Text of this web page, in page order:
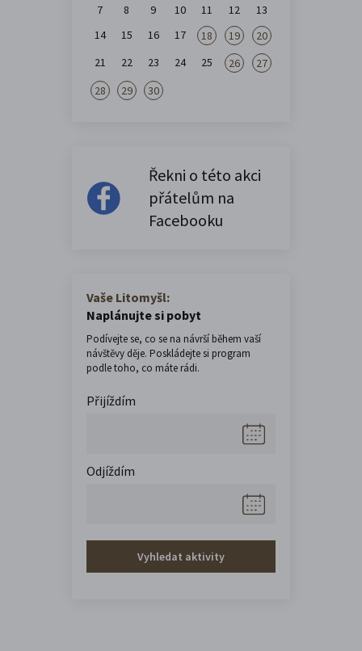
7
8 9 10 11 12
13
14
15 16 17 18 19
20
21
22 23 24 25 26
27
28
29 30
Řekni o této akci
přátelům na
Facebooku
Vaše Litomyšl:
Naplánujte si pobyt
Podívejte se, co se na návrší během vaší
návštěvy děje. Poskládejte si program
podle toho, co máte rádi.
Přijíždím
Odjíždím
Vyhledat aktivity